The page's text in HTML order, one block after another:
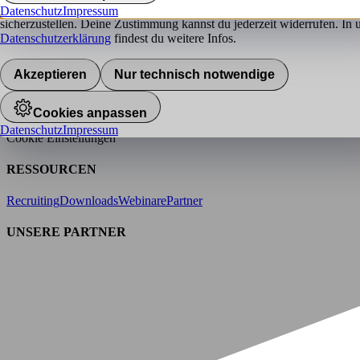
hokify verwendet Cookies, um das bestmögliche Nutzererlebnis für dich
sicherzustellen. Deine Zustimmung kannst du jederzeit widerrufen. In
Datenschutzerklärung findest du weitere Infos.
Akzeptieren Nur technisch notwendige
Cookies anpassen
DatenschutzImpressum
DatenschutzImpressum
ÜBER HOKIFY
PresseKarriereTeamWerteGeschichte
RECHTLICHES
AGBDatenschutzBarrierefreiheitserklärung
Cookie Einstellungen
RESSOURCEN
RecruitingDownloadsWebinarePartner
UNSERE PARTNER